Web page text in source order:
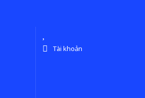
Tài khoản